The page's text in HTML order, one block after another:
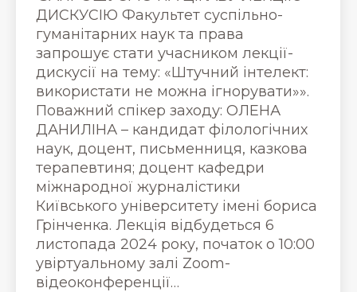
ДИСКУСІЮ Факультет суспільно-
гуманітарних наук та права
запрошує стати учасником лекції-
дискусії на тему: «Штучний інтелект:
використати не можна ігнорувати»».
Поважний спікер заходу: ОЛЕНА
ДАНИЛІНА – кандидат філологічних
наук, доцент, письменниця, казкова
терапевтиня; доцент кафедри
міжнародної журналістики
Київського університету імені бориса
Грінченка. Лекція відбудеться 6
листопада 2024 року, початок о 10:00
увіртуальному залі Zoom-
відеоконференції…